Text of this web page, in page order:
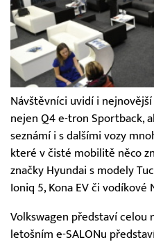
Návštěvníci uvidí i nejnovější
nejen Q4 e-tron Sportback,
seznámí i s dalšími vozy
které v čisté mobilitě něco
značky Hyundai s modely
Ioniq 5, Kona EV či vodíkové
Volkswagen představí celou
letošním e-SALONu